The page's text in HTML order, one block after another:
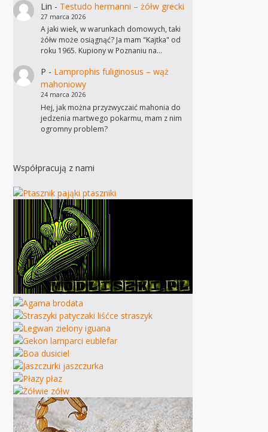
Lin - Testudo hermanni – żółw grecki
27 marca 2026
A jaki wiek, w warunkach domowych, taki
żółw może osiągnąć? Ja mam "Kajtka" od
roku 1965. Kupiony w Poznaniu na…
P - Lamprophis fuliginosus – wąż
mahoniowy
24 marca 2026
Hej, jak można przyzwyczaić mahonia do
jedzenia martwego pokarmu, mam z nim
ogromny problem?
Współpracują z nami